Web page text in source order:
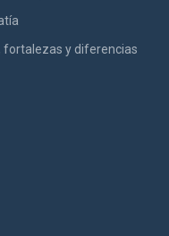
fortalezas y diferencias